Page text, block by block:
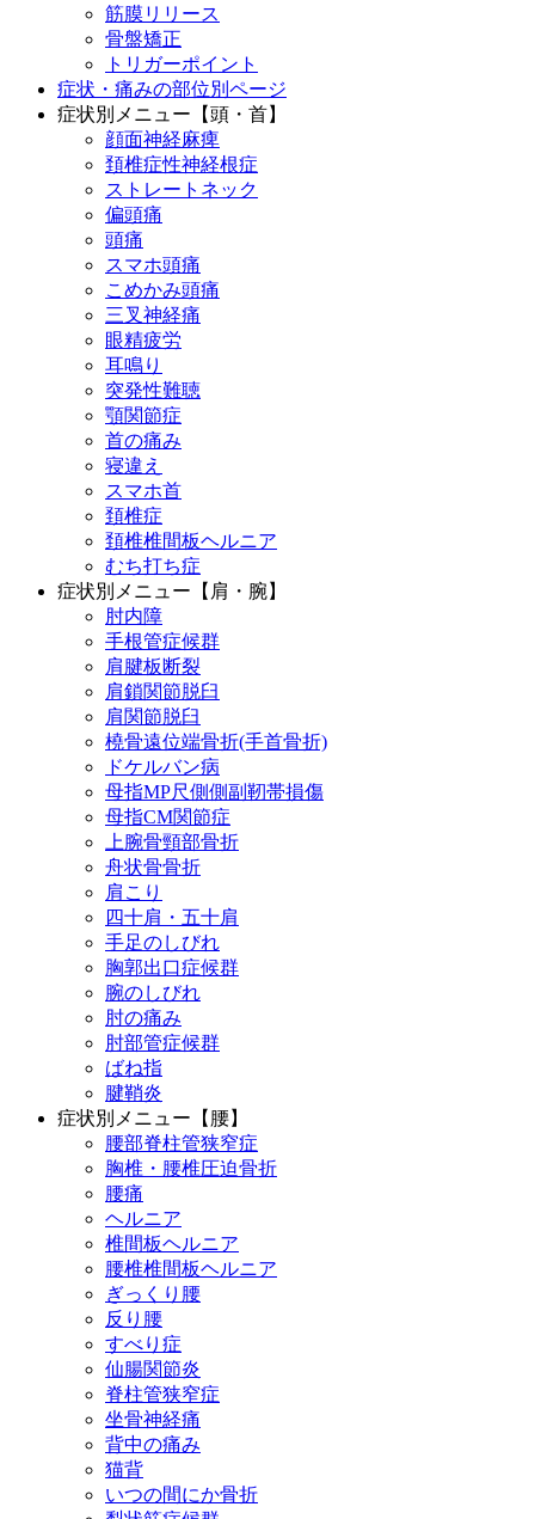
筋膜リリース
骨盤矯正
トリガーポイント
症状・痛みの部位別ページ
症状別メニュー【頭・首】
顔面神経麻痺
頚椎症性神経根症
ストレートネック
偏頭痛
頭痛
スマホ頭痛
こめかみ頭痛
三叉神経痛
眼精疲労
耳鳴り
突発性難聴
顎関節症
首の痛み
寝違え
スマホ首
頚椎症
頚椎椎間板ヘルニア
むち打ち症
症状別メニュー【肩・腕】
肘内障
手根管症候群
肩腱板断裂
肩鎖関節脱臼
肩関節脱臼
橈骨遠位端骨折(手首骨折)
ドケルバン病
母指MP尺側側副靭帯損傷
母指CM関節症
上腕骨頸部骨折
舟状骨骨折
肩こり
四十肩・五十肩
手足のしびれ
胸郭出口症候群
腕のしびれ
肘の痛み
肘部管症候群
ばね指
腱鞘炎
症状別メニュー【腰】
腰部脊柱管狭窄症
胸椎・腰椎圧迫骨折
腰痛
ヘルニア
椎間板ヘルニア
腰椎椎間板ヘルニア
ぎっくり腰
反り腰
すべり症
仙腸関節炎
脊柱管狭窄症
坐骨神経痛
背中の痛み
猫背
いつの間にか骨折